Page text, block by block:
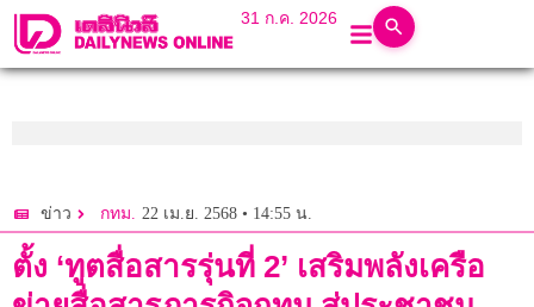
31 ก.ค. 2026
ข่าว กทม. 22 เม.ย. 2568 • 14:55 น.
ตั้ง ‘ทูตสื่อสารรุ่นที่ 2’ เสริมพลังเครือ